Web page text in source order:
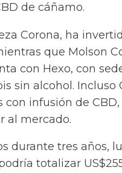
de cáñamo.
Corona, ha
que Molson
con Hexo, con
sin alcohol. Incluso
infusión de
al mercado.
durante tres años,
totalizar